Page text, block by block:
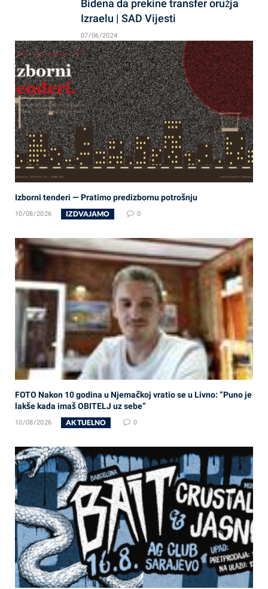
Bidena da prekine transfer oružja
Izraelu | SAD Vijesti
07/06/2024
Izborni tenderi — Pratimo predizbornu potrošnju
10/08/2026 IZDVAJAMO 0
FOTO Nakon 10 godina u Njemačkoj vratio se u Livno: “Puno je
lakše kada imaš OBITELJ uz sebe”
10/08/2026 AKTUELNO 0